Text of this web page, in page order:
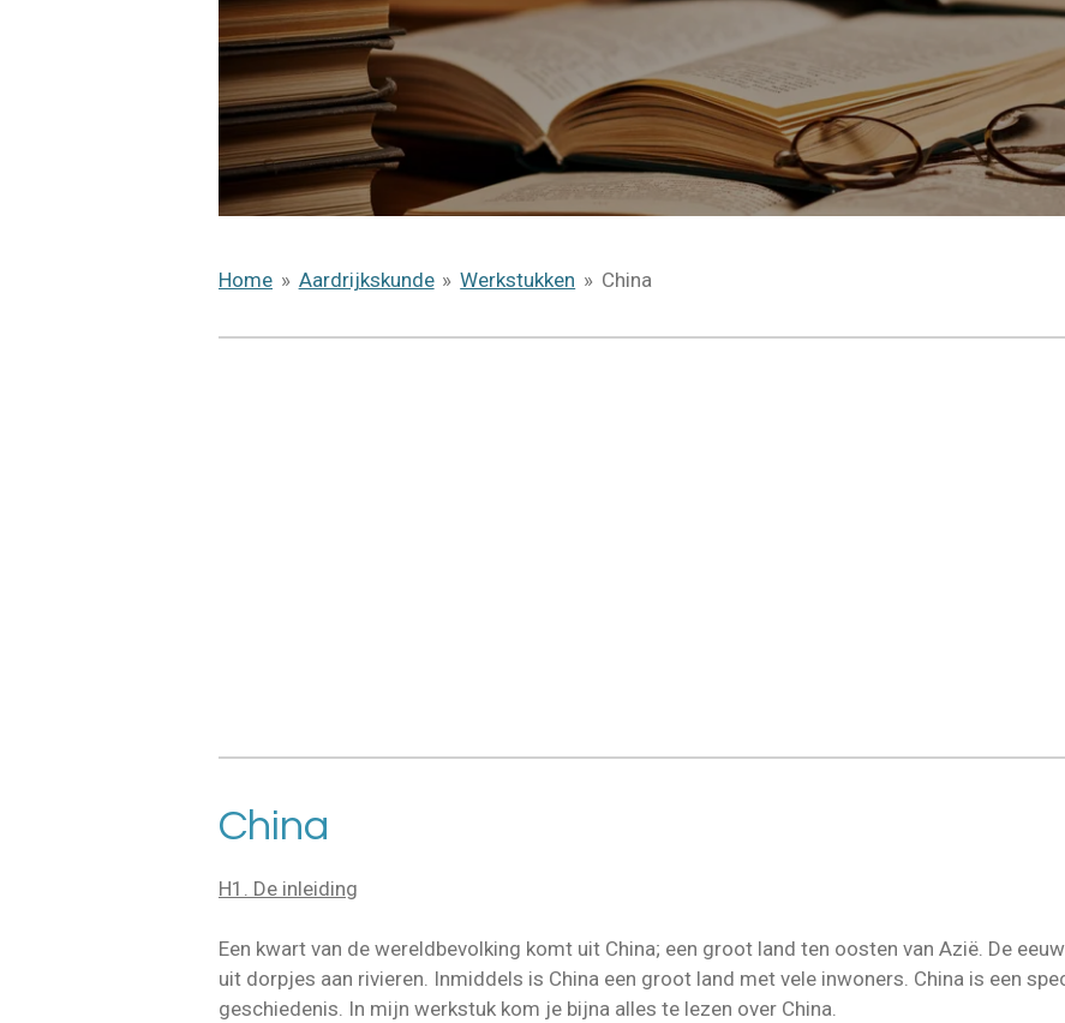
Home » Aardrijkskunde » Werkstukken » China
China
H1. De inleiding
Een kwart van de wereldbevolking komt uit China; een groot land ten oosten van Azië. De
uit dorpjes aan rivieren. Inmiddels is China een groot land met vele inwoners. China is een
geschiedenis. In mijn werkstuk kom je bijna alles te lezen over China.